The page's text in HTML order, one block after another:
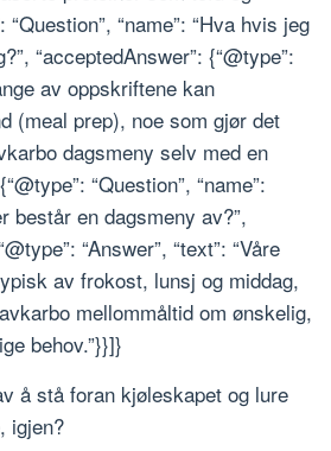
“Question”, “name”: “Hva hvis jeg
“acceptedAnswer”: {“@type”:
av oppskriftene kan
(meal prep), noe som gjør det
dagsmeny selv med en
“Question”, “name”:
består en dagsmeny av?”,
“Answer”, “text”: “Våre
av frokost, lunsj og middag,
mellommåltid om ønskelig,
behov.”}}]}
å stå foran kjøleskapet og lure
igjen?